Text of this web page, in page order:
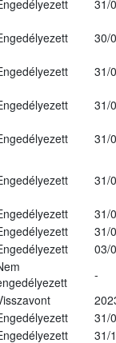
31/
30/
31/
31/
31/
31/
31/
31/
03/
-
31/
31/